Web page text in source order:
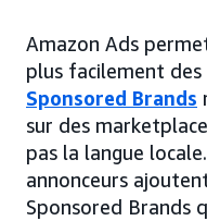
Amazon Ads
plus facilement des
Sponsored Brands
sur des
pas la langue
annonceurs
Sponsored Brands